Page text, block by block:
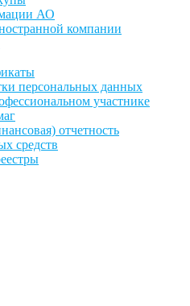
АО
компании
персональных данных
участнике
отчетность
средств